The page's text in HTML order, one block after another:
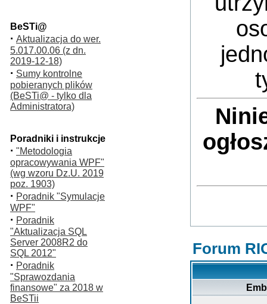
BeSTi@
· Aktualizacja do wer.
5.017.00.06 (z dn.
2019-12-18)
· Sumy kontrolne
pobieranych plików
(BeSTi@ - tylko dla
Administratora)
Poradniki i instrukcje
· "Metodologia
opracowywania WPF"
(wg wzoru Dz.U. 2019
poz. 1903)
· Poradnik "Symulacje
WPF"
· Poradnik
"Aktualizacja SQL
Server 2008R2 do
SQL 2012"
· Poradnik
"Sprawozdania
finansowe" za 2018 w
BeSTii
Forum